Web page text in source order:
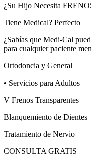
¿Su Hijo Necesita
Tiene Medical? Perfecto
¿Sabías que Medi-Cal
para cualquier paciente
Ortodoncia y General
• Servicios para Adultos
V Frenos Transparentes
Blanquemiento de Dientes
Tratamiento de Nervio
CONSULTA GRATIS